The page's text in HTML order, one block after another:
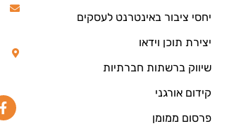
יחסי ציבור באינטרנט לעסקים
יצירת תוכן וידאו
שיווק ברשתות חברתיות
קידום אורגני
פרסום ממומן